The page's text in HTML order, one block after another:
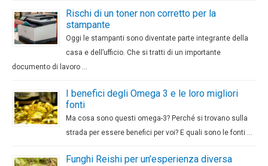
Rischi di un toner non corretto per la
stampante
Oggi le stampanti sono diventate parte integrante della
casa e dell’ufficio. Che si tratti di un importante
documento di lavoro …
I benefici degli Omega 3 e le loro migliori
fonti
Ma cosa sono questi omega-3? Perché si trovano sulla
strada per essere benefici per voi? E quali sono le fonti …
Funghi Reishi per un’esperienza diversa